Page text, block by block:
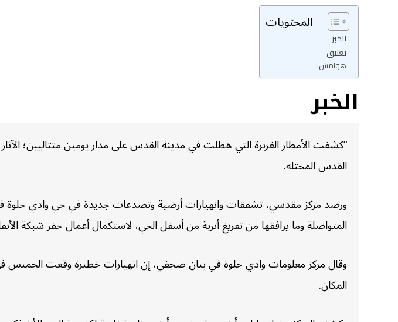
المحتويات
الخبر
تعليق
هوامش:
الخبر
“كشفت الأمطار الغزيرة التي هطلت في مدينة القدس على مدار يومين متتاليين؛
القدس المحتلة.
ورصد مركز مقدسي، تشققات وانهيارات أرضية وتصدعات جديدة في حي وادي حلوة في
المتواصلة وما يرافقها من تفريغ أتربة من أسفل الحي، لاستكمال أعمال حفر شبكة
وقال مركز معلومات وادي حلوة في بيان صحفي، إن انهيارات خطيرة وقعت
المكان.